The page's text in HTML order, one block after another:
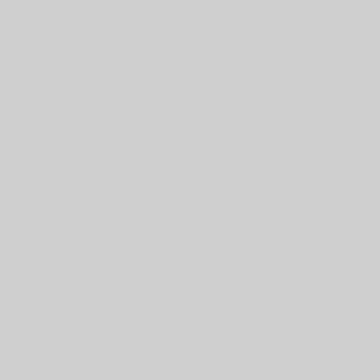
parfaitement adapté à